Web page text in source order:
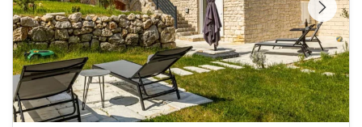
galeriju na